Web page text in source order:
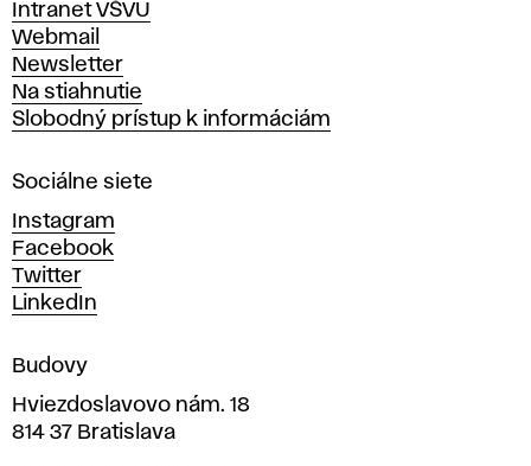
ý
t
v
a
r
ý
c
h
u
m
e
í
v
Intranet VŠVU
Webmail
Newsletter
Na stiahnutie
Slobodný prístup k informáciám
Sociálne siete
Instagram
Facebook
Twitter
LinkedIn
Budovy
Hviezdoslavovo nám. 18
814 37 Bratislava